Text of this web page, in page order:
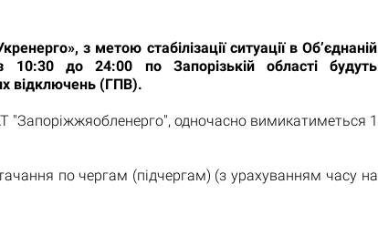
з метою стабілізації ситуації в Об’єднаній
10:30 до 24:00 по Запорізькій області будуть
відключень (ГПВ).
"Запоріжжяобленерго", одночасно вимикатиметься 1
по чергам (підчергам) (з урахуванням часу на